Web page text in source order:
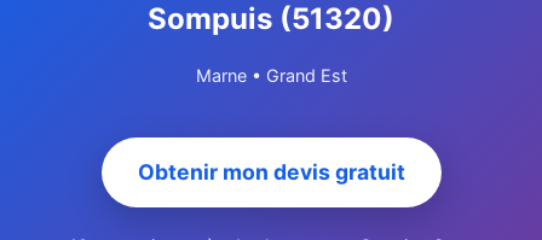
Sompuis (51320)
Marne • Grand Est
Obtenir mon devis gratuit